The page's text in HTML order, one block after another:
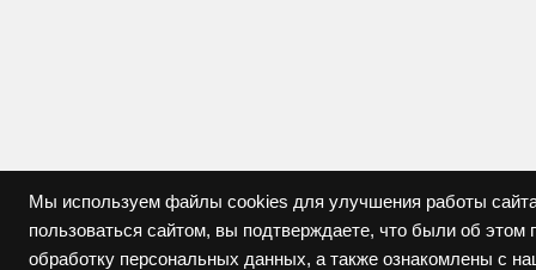
Мы используем файлы cookies для улучшения работы
пользоваться сайтом, вы подтверждаете, что были об
обработку персональных данных, а также ознакомлены с